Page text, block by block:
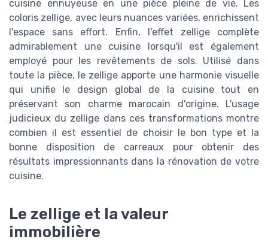
cuisine ennuyeuse en une pièce pleine de vie. Les
coloris zellige, avec leurs nuances variées, enrichissent
l'espace sans effort. Enfin, l'effet zellige complète
admirablement une cuisine lorsqu'il est également
employé pour les revêtements de sols. Utilisé dans
toute la pièce, le zellige apporte une harmonie visuelle
qui unifie le design global de la cuisine tout en
préservant son charme marocain d'origine. L'usage
judicieux du zellige dans ces transformations montre
combien il est essentiel de choisir le bon type et la
bonne disposition de carreaux pour obtenir des
résultats impressionnants dans la rénovation de votre
cuisine.
Le zellige et la valeur
immobilière